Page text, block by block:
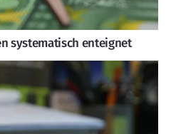
systematisch enteignet